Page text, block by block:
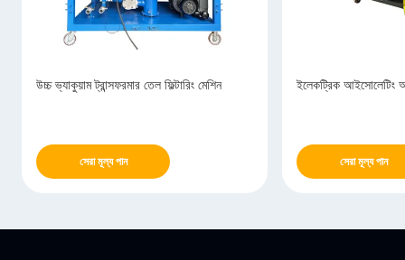
উচ্চ ভ্যাকুয়াম ট্রান্সফরমার তেল ফিল্টারিং মেশিন
সেরা মূল্য পান
ইলেকট্রিক আইসোলেটিং
সেরা মূল্য পান